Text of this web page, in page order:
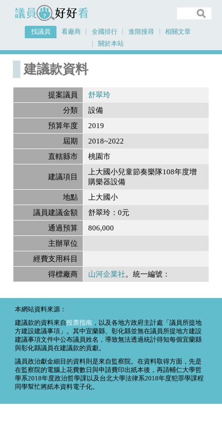
議員好好看
找議員 看廠商 全國排行 進階搜尋
相關文章
關於本站
首頁
建議款資料
提案議員
舒翠玲
分類
設備
預算年度
2019
屆期
2018~2022
直轄縣市
桃園市
建議項目
上大國小兒童節奏樂隊108年度增
購樂器設備
地點
上大國小
議員建議金額
舒翠玲：0元
通過預算
806,000
主辦單位
經費支用科目
得標廠商
山河企業社。統一編號：
本網站資料來源：
建議款的資料來自投票指南 ，以及各地方政府主計處「議員所提地
方建設建議事項」。其中宜蘭縣、彰化縣並無在議員所提地方建設
建議事項文件中公布議員姓名，導致無法透過統計得知每個宜蘭縣
與彰化縣議員在建議款的貢獻。
議員政治獻金細目的資料則是來自監察院。在資料取得方面，先是
在監察院的電腦上花費數日與申請費印出紙本後，再請輔仁大學哲
學系2018年度政治哲學課以及台北大學法律系2018年度犯罪學課程
同學幫忙將紙本資料電子化。